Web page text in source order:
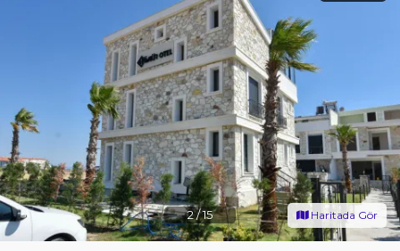
2/15 Haritada Gör